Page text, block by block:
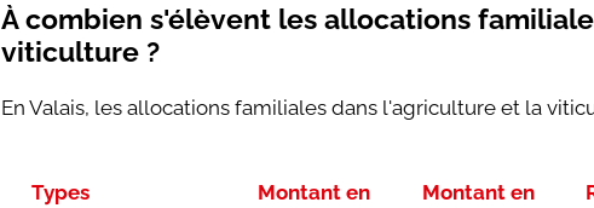
À combien s'élèvent les allocations
viticulture ?
En Valais, les allocations familiales dans l'agriculture et la
Types
Montant en
Montant en